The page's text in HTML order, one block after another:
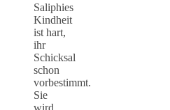
Saliphies
Kindheit
ist hart,
ihr
Schicksal
schon
vorbestimmt.
Sie
wird